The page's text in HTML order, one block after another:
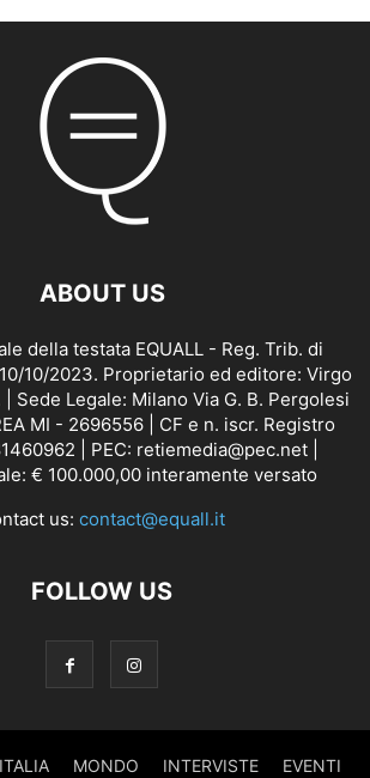
ABOUT US
della testata EQUALL - Reg. Trib. di
10/2023. Proprietario ed editore: Virgo
| Sede Legale: Milano Via G. B. Pergolesi
MI - 2696556 | CF e n. iscr. Registro
| PEC: retiemedia@pec.net |
€ 100.000,00 interamente versato
us: contact@equall.it
FOLLOW US
ITALIA MONDO INTERVISTE EVENTI